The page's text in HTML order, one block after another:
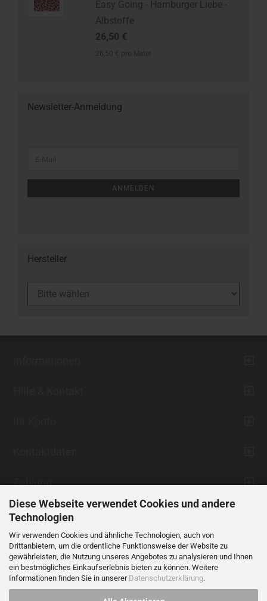
Diese Webseite verwendet Cookies und andere
Technologien
Wir verwenden Cookies und ähnliche Technologien, auch von
Drittanbietern, um die ordentliche Funktionsweise der Website zu
gewährleisten, die Nutzung unseres Angebotes zu analysieren und Ihnen
ein bestmögliches Einkaufserlebnis bieten zu können. Weitere
Informationen finden Sie in unserer Datenschutzerklärung.
Easy Going - Hamburger Liebe -
Albstoffe
26,50 €
Newsletter-Anmeldung
ANMELDEN
Hersteller
Zahlung
Vertrag widerrufen